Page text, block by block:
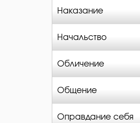
Наказание
Начальство
Обличение
Общение
Оправдание себя